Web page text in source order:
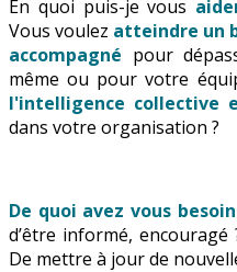
En quoi puis-je vous
Vous voulez atteindre un
accompagné pour
même ou pour votre
l'intelligence collective
dans votre organisation ?
De quoi avez vous
d’être informé,
De mettre à jour de